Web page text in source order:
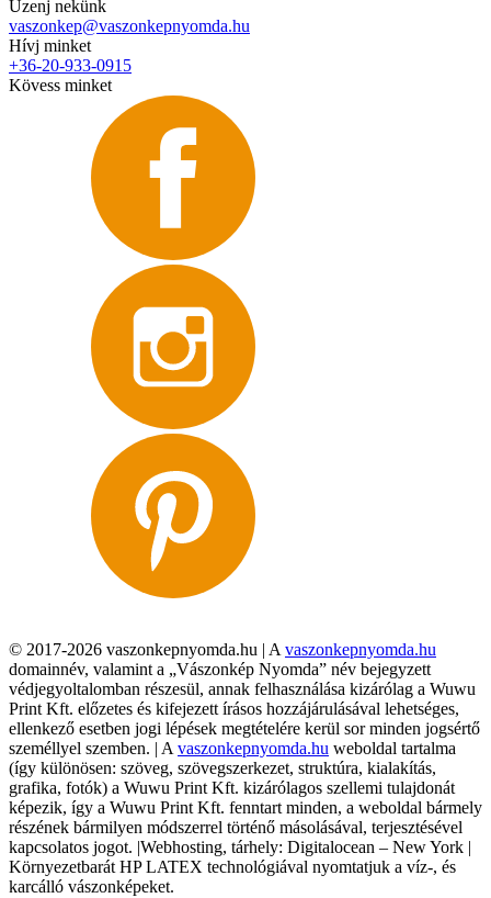
Üzenj nekünk
vaszonkep@vaszonkepnyomda.hu
Hívj minket
+36-20-933-0915
Kövess minket
© 2017-2026 vaszonkepnyomda.hu | A vaszonkepnyomda.hu
domainnév, valamint a „Vászonkép Nyomda” név bejegyzett
védjegyoltalomban részesül, annak felhasználása kizárólag a Wuwu
Print Kft. előzetes és kifejezett írásos hozzájárulásával lehetséges,
ellenkező esetben jogi lépések megtételére kerül sor minden jogsértő
személlyel szemben. | A vaszonkepnyomda.hu weboldal tartalma
(így különösen: szöveg, szövegszerkezet, struktúra, kialakítás,
grafika, fotók) a Wuwu Print Kft. kizárólagos szellemi tulajdonát
képezik, így a Wuwu Print Kft. fenntart minden, a weboldal bármely
részének bármilyen módszerrel történő másolásával, terjesztésével
kapcsolatos jogot. |Webhosting, tárhely: Digitalocean – New York |
Környezetbarát HP LATEX technológiával nyomtatjuk a víz-, és
karcálló vászonképeket.